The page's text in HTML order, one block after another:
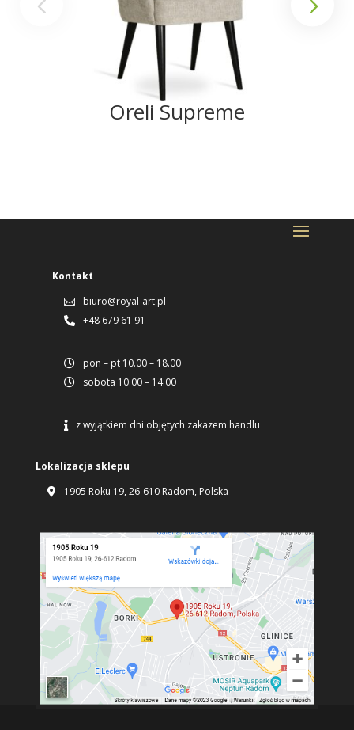
Oreli Supreme
Kontakt
 biuro@royal-art.pl
 +48 679 61 91
 pon – pt 10.00 – 18.00
 sobota 10.00 – 14.00
 z wyjątkiem dni objętych zakazem handlu
Lokalizacja sklepu
 1905 Roku 19, 26-610 Radom, Polska